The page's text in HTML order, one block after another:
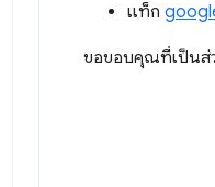
แท็ก
ขอขอบคุณที่เป็นส่